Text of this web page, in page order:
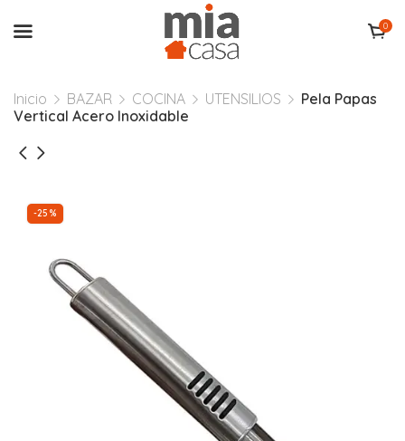
0
Inicio BAZAR COCINA UTENSILIOS
Pela Papas
Vertical Acero Inoxidable
-25%